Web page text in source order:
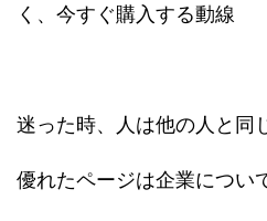
く、今すぐ購入する動線
迷った時、人は他の人と同
優れたページは企業につい